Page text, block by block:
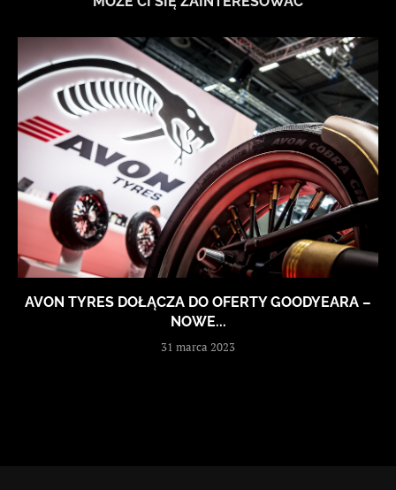
AVON TYRES DOŁĄCZA DO OFERTY GOODYEARA –
NOWE...
31 marca 2023